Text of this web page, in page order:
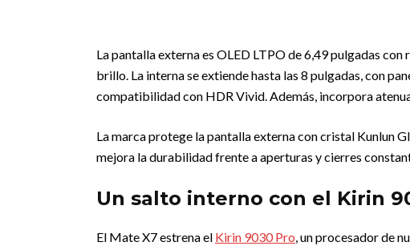
La pantalla externa es OLED LTPO de 6,49 pulgadas
brillo. La interna se extiende hasta las 8 pulgadas, con
compatibilidad con HDR Vivid. Además, incorpora
La marca protege la pantalla externa con cristal Kunlun
mejora la durabilidad frente a aperturas y cierres
Un salto interno con el Kirin
El Mate X7 estrena el Kirin 9030 Pro, un procesador de